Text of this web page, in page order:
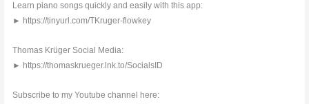
Learn piano songs quickly and easily with this app:
► https://tinyurl.com/TKruger-flowkey
Thomas Krüger Social Media:
► https://thomaskrueger.lnk.to/SocialsID
Subscribe to my Youtube channel here: